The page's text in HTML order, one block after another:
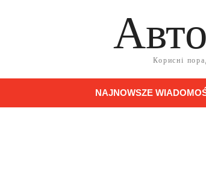
Корисні
NAJNOWSZE